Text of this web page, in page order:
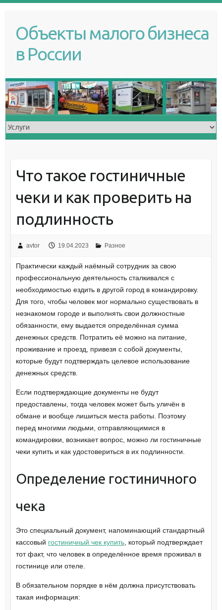
Объекты малого бизнеса
в России
Что такое гостиничные
чеки и как проверить на
подлинность
avtor 19.04.2023 Разное
Практически каждый наёмный сотрудник за свою
профессиональную деятельность сталкивался с
необходимостью ездить в другой город в командировку.
Для того, чтобы человек мог нормально существовать в
незнакомом городе и выполнять свои должностные
обязанности, ему выдается определённая сумма
денежных средств. Потратить её можно на питание,
проживание и проезд, привезя с собой документы,
которые будут подтверждать целевое использование
денежных средств.
Если подтверждающие документы не будут
предоставлены, тогда человек может быть уличён в
обмане и вообще лишиться места работы. Поэтому
перед многими людьми, отправляющимися в
командировки, возникает вопрос, можно ли гостиничные
чеки купить и как удостовериться в их подлинности.
Определение гостиничного
чека
Это специальный документ, напоминающий стандартный
кассовый гостиничный чек купить, который подтверждает
тот факт, что человек в определённое время проживал в
гостинице или отеле.
В обязательном порядке в нём должна присутствовать
такая информация: